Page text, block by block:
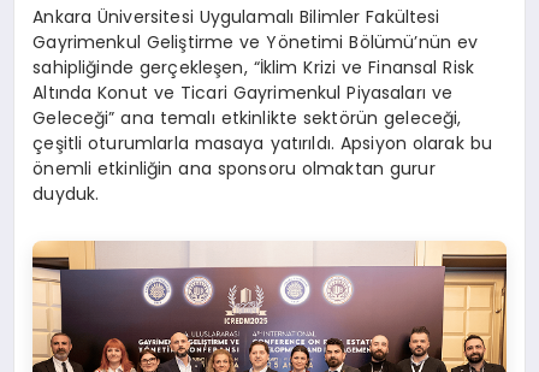
Ankara Üniversitesi Uygulamalı Bilimler Fakültesi
Gayrimenkul Geliştirme ve Yönetimi Bölümü’nün ev
sahipliğinde gerçekleşen, “İklim Krizi ve Finansal Risk
Altında Konut ve Ticari Gayrimenkul Piyasaları ve
Geleceği” ana temalı etkinlikte sektörün geleceği,
çeşitli oturumlarla masaya yatırıldı. Apsiyon olarak bu
önemli etkinliğin ana sponsoru olmaktan gurur
duyduk.